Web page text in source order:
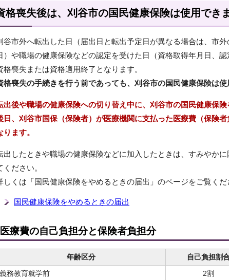
格喪失後は、刈谷市の国民健康保険は使用でき
谷市外へ転出した日（届出日と転出予定日が異なる場合は、市
）や職場の健康保険などの認定を受けた日（資格取得年月日、
格喪失または資格適用終了となります。
格喪失の手続きを行う前であっても、刈谷市の国民健康保険は使
出後や職場の健康保険への切り替え中に、刈谷市の国民健康保険
日、刈谷市国保（保険者）が医療機関に支払った医療費（保険
ります。
出したときや職場の健康保険などに加入したときは、すみやか
ください。
しくは「国民健康保険をやめるときの届出」のページをご覧くだ
国民健康保険をやめるときの届出
医療費の自己負担分と保険者負担分
年齢区分 自己負担割
義務教育就学前
2割